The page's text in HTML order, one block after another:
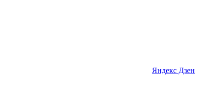
Яндекс Дзен